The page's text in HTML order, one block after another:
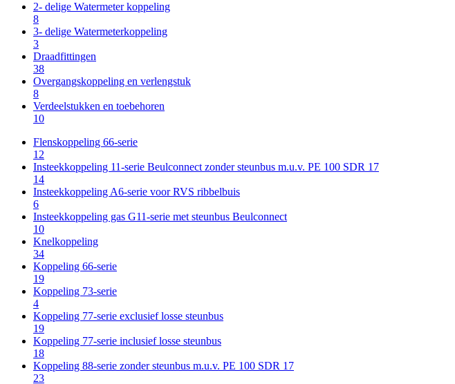
2- delige Watermeter koppeling
8
3- delige Watermeterkoppeling
3
Draadfittingen
38
Overgangskoppeling en verlengstuk
8
Verdeelstukken en toebehoren
10
Flenskoppeling 66-serie
12
Insteekkoppeling 11-serie Beulconnect zonder steunbus m.u.v. PE 100 SDR 17
14
Insteekkoppeling A6-serie voor RVS ribbelbuis
6
Insteekkoppeling gas G11-serie met steunbus Beulconnect
10
Knelkoppeling
34
Koppeling 66-serie
19
Koppeling 73-serie
4
Koppeling 77-serie exclusief losse steunbus
19
Koppeling 77-serie inclusief losse steunbus
18
Koppeling 88-serie zonder steunbus m.u.v. PE 100 SDR 17
23